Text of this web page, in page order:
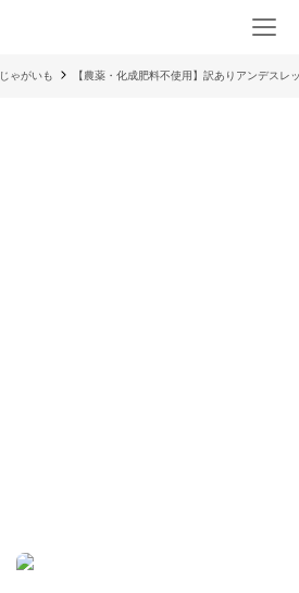
じゃがいも 【農薬・化成肥料不使用】訳ありアンデスレ